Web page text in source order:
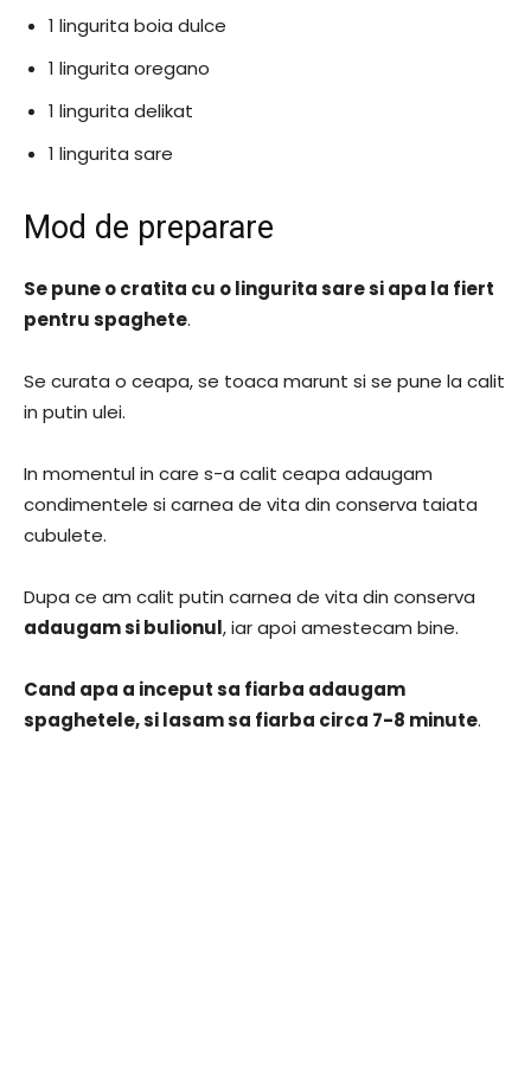
1 lingurita boia dulce
1 lingurita oregano
1 lingurita delikat
1 lingurita sare
Mod de preparare
Se pune o cratita cu o lingurita sare si apa la fiert
pentru spaghete.
Se curata o ceapa, se toaca marunt si se pune la calit
in putin ulei.
In momentul in care s-a calit ceapa adaugam
condimentele si carnea de vita din conserva taiata
cubulete.
Dupa ce am calit putin carnea de vita din conserva
adaugam si bulionul, iar apoi amestecam bine.
Cand apa a inceput sa fiarba adaugam
spaghetele, si lasam sa fiarba circa 7-8 minute.